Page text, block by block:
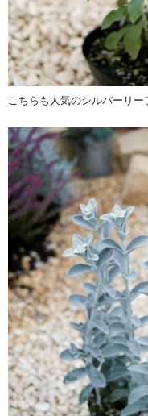
こちらも人気のシルバーリー